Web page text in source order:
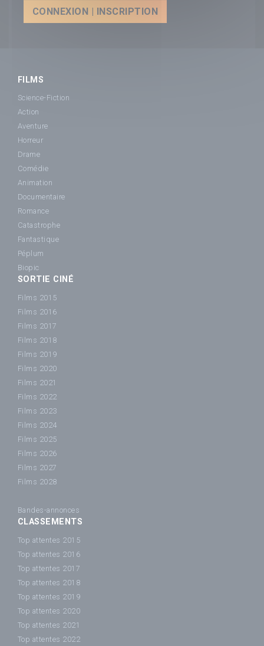
CONNEXION | INSCRIPTION
FILMS
Science-Fiction
Action
Aventure
Horreur
Drame
Comédie
Animation
Documentaire
Romance
Catastrophe
Fantastique
Péplum
Biopic
SORTIE CINÉ
Films 2015
Films 2016
Films 2017
Films 2018
Films 2019
Films 2020
Films 2021
Films 2022
Films 2023
Films 2024
Films 2025
Films 2026
Films 2027
Films 2028
Bandes-annonces
CLASSEMENTS
Top attentes 2015
Top attentes 2016
Top attentes 2017
Top attentes 2018
Top attentes 2019
Top attentes 2020
Top attentes 2021
Top attentes 2022